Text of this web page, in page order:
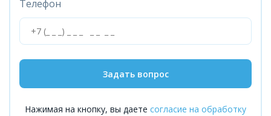
Телефон
Задать вопрос
Нажимая на кнопку, вы даете согласие на обработку